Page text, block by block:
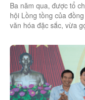
Ba năm qua, được tổ
hội Lồng tồng của
văn hóa đặc sắc, vừa